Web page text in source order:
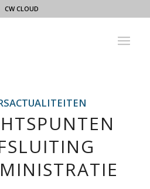
CW CLOUD